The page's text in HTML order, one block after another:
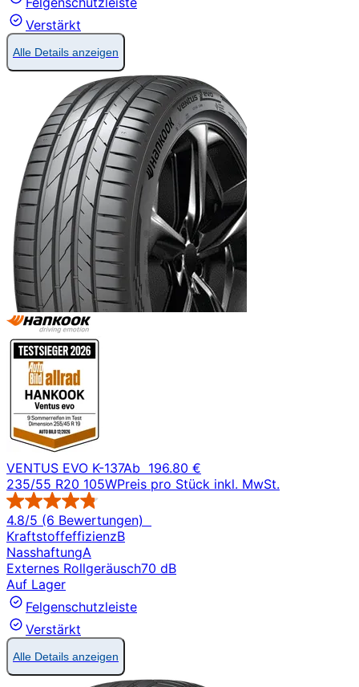
Verstärkt
Alle Details anzeigen
VENTUS EVO K-137Ab 196.80 €
235/55 R20 105WPreis pro Stück inkl. MwSt.
4.8/5 (6 Bewertungen)
KraftstoffeffizienzB
NasshaftungA
Externes Rollgeräusch70 dB
Auf Lager
Felgenschutzleiste
Verstärkt
Alle Details anzeigen